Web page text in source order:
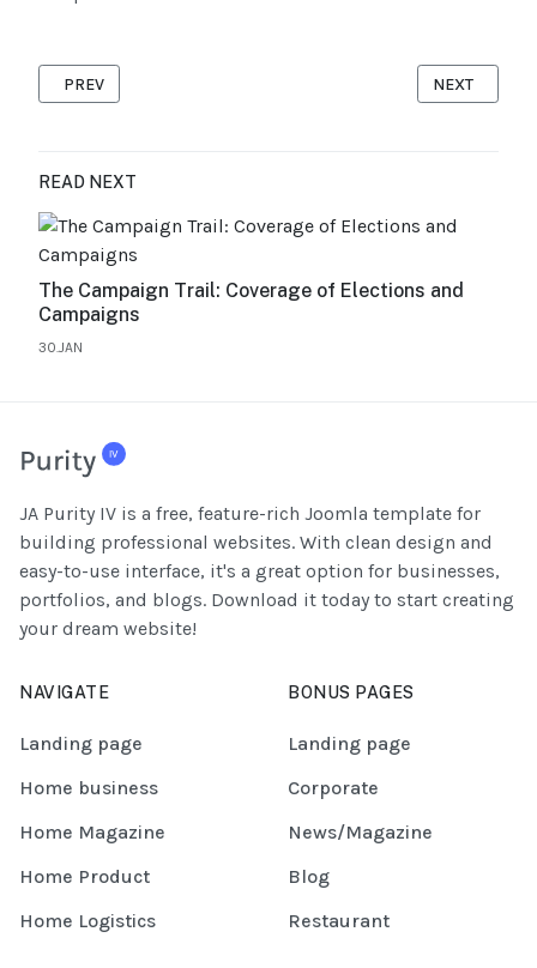
READ NEXT
The Campaign Trail: Coverage of Elections and
Campaigns
30.JAN
PREVIOUS ARTICLE: ART AND ARCHITECTURE - EXPLORING
PREV NEXT
NEXT
JA Purity IV is a free, feature-rich Joomla template for
building professional websites. With clean design and
easy-to-use interface, it's a great option for businesses,
portfolios, and blogs. Download it today to start creating
your dream website!
NAVIGATE
Landing page
Home business
Home Magazine
Home Product
Home Logistics
BONUS PAGES
Landing page
Corporate
News/Magazine
Blog
Restaurant